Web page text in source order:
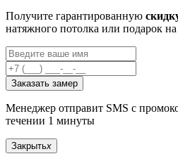
Получите гарантированную
натяжного потолка или подарок
Заказать замер
Менеджер отправит SMS с
течении 1 минуты
Закрытьx